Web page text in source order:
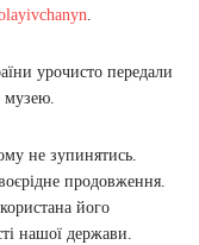
.
урочисто передали
музею.
не зупинятись.
продовження.
його
нашої держави.